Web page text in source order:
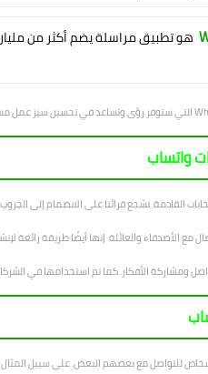
هو تطبيق مراسلة يضم أكثر من
واتساب